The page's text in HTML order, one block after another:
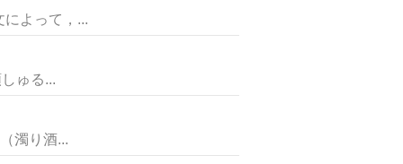
よって，...
ゅる...
濁り酒...